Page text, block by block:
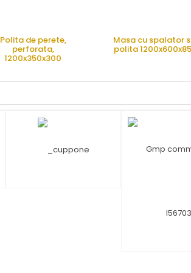
Polita de perete,
perforata,
1200x350x300
Masa cu spalator
polita